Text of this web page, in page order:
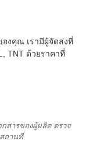
องคุณ เรามีผู้จัดส่งที่
TNT ด้วยราคาที่
กสารของผู้ผลิต ตรวจ
ถานที่